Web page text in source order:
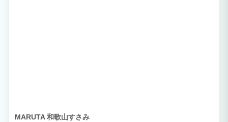
MARUTA 和歌山すさみ